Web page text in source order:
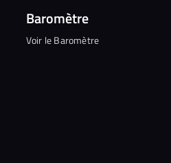
Baromètre
Voir le Baromètre